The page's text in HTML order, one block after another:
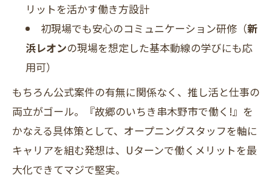
リットを活かす働き方設計
初現場でも安心のコミュニケーション研修（新
浜レオンの現場を想定した基本動線の学びにも応
用可）
もちろん公式案件の有無に関係なく、推し活と仕事の
両立がゴール。『故郷のいちき串木野市で働く!』を
かなえる具体策として、オープニングスタッフを軸に
キャリアを組む発想は、Uターンで働くメリットを最
大化できてマジで堅実。